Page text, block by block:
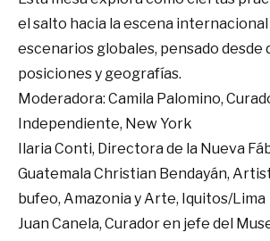
el salto hacia la escena
escenarios globales, pensado desde
posiciones y geografías.
Moderadora: Camila Palomino,
Independiente, New York
Ilaria Conti, Directora de la Nueva
Guatemala Christian Bendayán,
bufeo, Amazonia y Arte, Iquitos/Lima
Juan Canela, Curador en jefe del